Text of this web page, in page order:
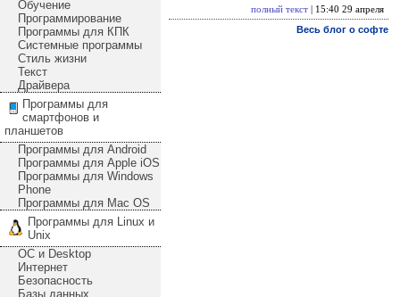
Обучение
Программирование
Программы для КПК
Системные программы
Стиль жизни
Текст
Драйвера
Программы для
смартфонов и
планшетов
Программы для Android
Программы для Apple iOS
Программы для Windows
Phone
Программы для Mac OS
Программы для Linux и
Unix
ОС и Desktop
Интернет
Безопасность
Базы данных
полный текст | 15:40 29 апреля
Весь блог о софте